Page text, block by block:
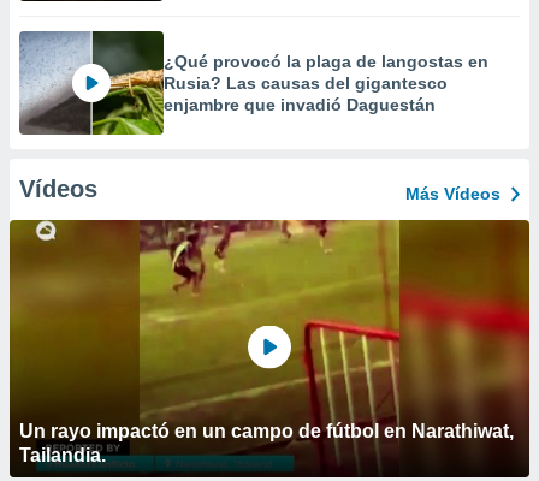
¿Qué provocó la plaga de langostas en
Rusia? Las causas del gigantesco
enjambre que invadió Daguestán
Vídeos Más Vídeos
Un rayo impactó en un campo de fútbol en Narathiwat,
Tailandia.